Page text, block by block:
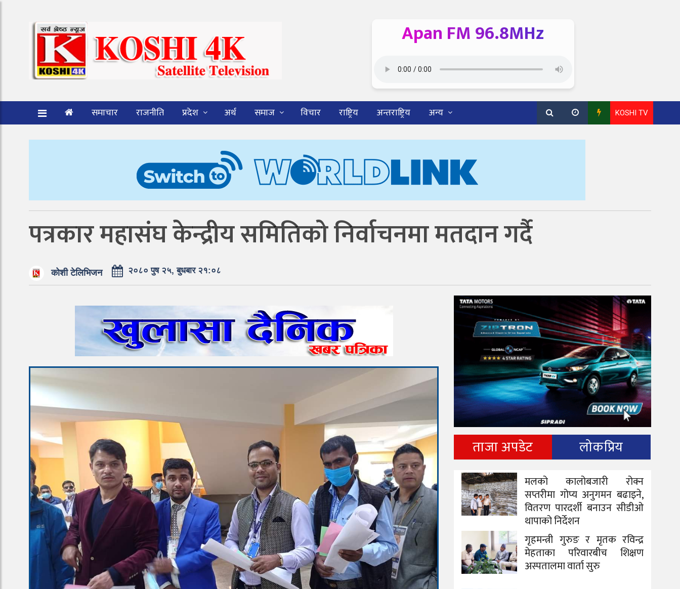
Apan FM 96.8MHz
समाचार राजनीति प्रदेश अर्थ समाज विचार राष्ट्रिय अन्तराष्ट्रिय अन्य KOSHI TV
पत्रकार महासंघ केन्द्रीय समितिको निर्वाचनमा मतदान गर्दै
कोशी टेलिभिजन २०८० पुष २५, बुधबार २१:०८
ताजा अपडेट लोकप्रिय
मलको कालोबजारी रोक्न
सप्तरीमा गोप्य अनुगमन बढाइने,
वितरण पारदर्शी बनाउन सीडीओ
थापाको निर्देशन
गृहमन्त्री गुरुङ र मृतक रविन्द्र
मेहताका परिवारबीच शिक्षण
अस्पतालमा वार्ता सुरु